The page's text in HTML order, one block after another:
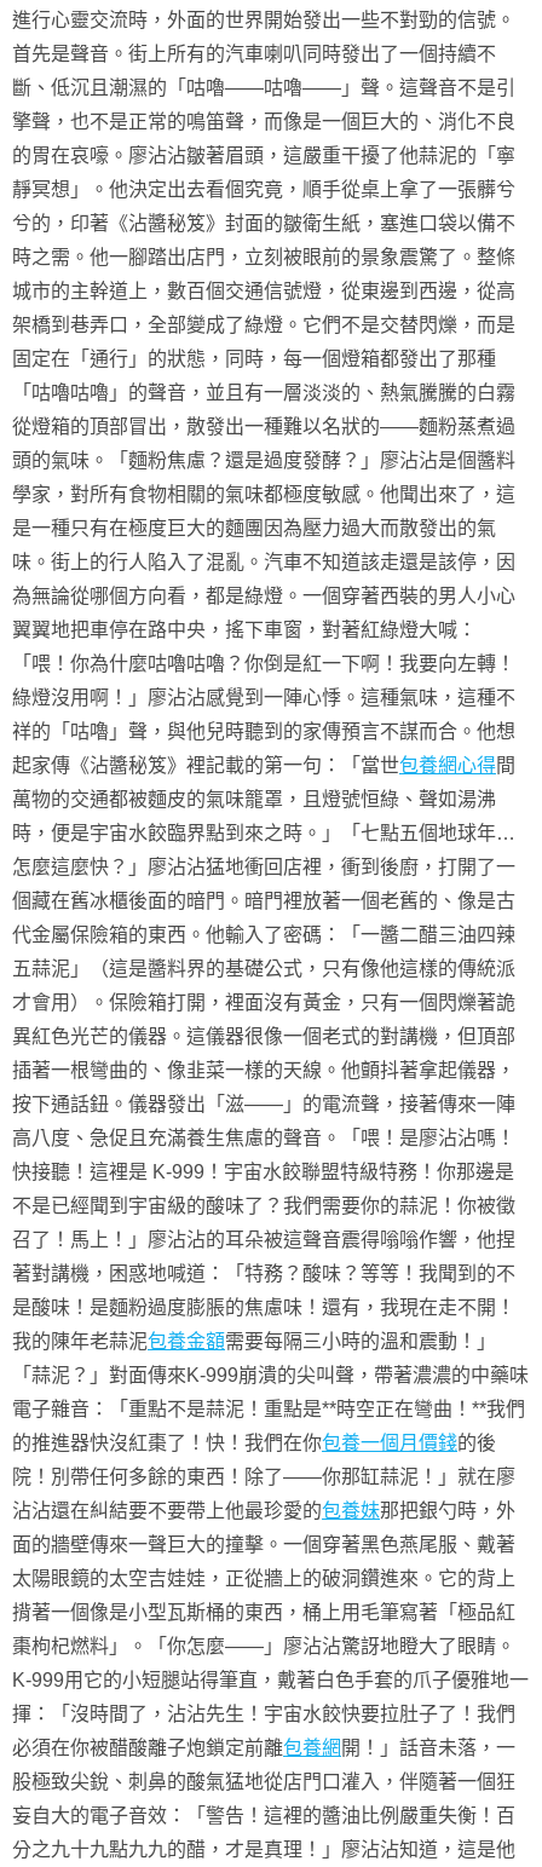
進行心靈交流時，外面的世界開始發出一些不對勁的信號。
首先是聲音。街上所有的汽車喇叭同時發出了一個持續不
斷、低沉且潮濕的「咕嚕——咕嚕——」聲。這聲音不是引
擎聲，也不是正常的鳴笛聲，而像是一個巨大的、消化不良
的胃在哀嚎。廖沾沾皺著眉頭，這嚴重干擾了他蒜泥的「寧
靜冥想」。他決定出去看個究竟，順手從桌上拿了一張髒兮
兮的，印著《沾醬秘笈》封面的皺衛生紙，塞進口袋以備不
時之需。他一腳踏出店門，立刻被眼前的景象震驚了。整條
城市的主幹道上，數百個交通信號燈，從東邊到西邊，從高
架橋到巷弄口，全部變成了綠燈。它們不是交替閃爍，而是
固定在「通行」的狀態，同時，每一個燈箱都發出了那種
「咕嚕咕嚕」的聲音，並且有一層淡淡的、熱氣騰騰的白霧
從燈箱的頂部冒出，散發出一種難以名狀的——麵粉蒸煮過
頭的氣味。「麵粉焦慮？還是過度發酵？」廖沾沾是個醬料
學家，對所有食物相關的氣味都極度敏感。他聞出來了，這
是一種只有在極度巨大的麵團因為壓力過大而散發出的氣
味。街上的行人陷入了混亂。汽車不知道該走還是該停，因
為無論從哪個方向看，都是綠燈。一個穿著西裝的男人小心
翼翼地把車停在路中央，搖下車窗，對著紅綠燈大喊：
「喂！你為什麼咕嚕咕嚕？你倒是紅一下啊！我要向左轉！
綠燈沒用啊！」廖沾沾感覺到一陣心悸。這種氣味，這種不
祥的「咕嚕」聲，與他兒時聽到的家傳預言不謀而合。他想
起家傳《沾醬秘笈》裡記載的第一句：「當世包養網心得間
萬物的交通都被麵皮的氣味籠罩，且燈號恒綠、聲如湯沸
時，便是宇宙水餃臨界點到來之時。」「七點五個地球年…
怎麼這麼快？」廖沾沾猛地衝回店裡，衝到後廚，打開了一
個藏在舊冰櫃後面的暗門。暗門裡放著一個老舊的、像是古
代金屬保險箱的東西。他輸入了密碼：「一醬二醋三油四辣
五蒜泥」（這是醬料界的基礎公式，只有像他這樣的傳統派
才會用）。保險箱打開，裡面沒有黃金，只有一個閃爍著詭
異紅色光芒的儀器。這儀器很像一個老式的對講機，但頂部
插著一根彎曲的、像韭菜一樣的天線。他顫抖著拿起儀器，
按下通話鈕。儀器發出「滋——」的電流聲，接著傳來一陣
高八度、急促且充滿養生焦慮的聲音。「喂！是廖沾沾嗎！
快接聽！這裡是 K-999！宇宙水餃聯盟特級特務！你那邊是
不是已經聞到宇宙級的酸味了？我們需要你的蒜泥！你被徵
召了！馬上！」廖沾沾的耳朵被這聲音震得嗡嗡作響，他捏
著對講機，困惑地喊道：「特務？酸味？等等！我聞到的不
是酸味！是麵粉過度膨脹的焦慮味！還有，我現在走不開！
我的陳年老蒜泥包養金額需要每隔三小時的溫和震動！」
「蒜泥？」對面傳來K-999崩潰的尖叫聲，帶著濃濃的中藥味
電子雜音：「重點不是蒜泥！重點是**時空正在彎曲！**我們
的推進器快沒紅棗了！快！我們在你包養一個月價錢的後
院！別帶任何多餘的東西！除了——你那缸蒜泥！」就在廖
沾沾還在糾結要不要帶上他最珍愛的包養妹那把銀勺時，外
面的牆壁傳來一聲巨大的撞擊。一個穿著黑色燕尾服、戴著
太陽眼鏡的太空吉娃娃，正從牆上的破洞鑽進來。它的背上
揹著一個像是小型瓦斯桶的東西，桶上用毛筆寫著「極品紅
棗枸杞燃料」。「你怎麼——」廖沾沾驚訝地瞪大了眼睛。
K-999用它的小短腿站得筆直，戴著白色手套的爪子優雅地一
揮：「沒時間了，沾沾先生！宇宙水餃快要拉肚子了！我們
必須在你被醋酸離子炮鎖定前離包養網 開！」話音未落，一
股極致尖銳、刺鼻的酸氣猛地從店門口灌入，伴隨著一個狂
妄自大的電子音效：「警告！這裡的醬油比例嚴重失衡！百
分之九十九點九九的醋，才是真理！」廖沾沾知道，這是他